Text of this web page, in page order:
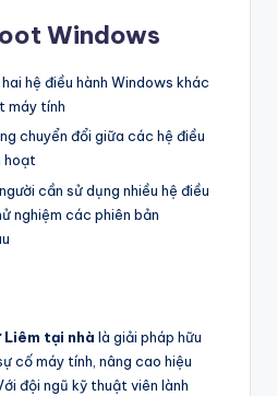
Windows
hệ điều hành Windows khác
máy tính
chuyển đổi giữa các hệ điều
hoạt
cần sử dụng nhiều hệ điều
nghiệm các phiên bản
Liêm tại nhà là giải pháp hữu
cố máy tính, nâng cao hiệu
đội ngũ kỹ thuật viên lành